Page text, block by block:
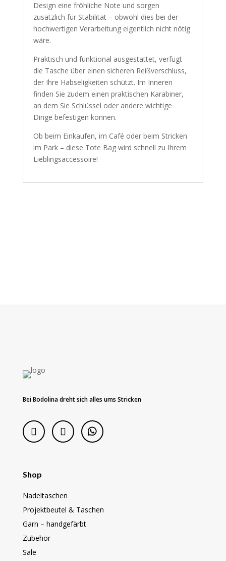
Design eine fröhliche Note und sorgen
zusätzlich für Stabilität – obwohl dies bei der
hochwertigen Verarbeitung eigentlich nicht nötig
wäre.
Praktisch und funktional ausgestattet, verfügt
die Tasche über einen sicheren Reißverschluss,
der Ihre Habseligkeiten schützt. Im Inneren
finden Sie zudem einen praktischen Karabiner,
an dem Sie Schlüssel oder andere wichtige
Dinge befestigen können.
Ob beim Einkaufen, im Café oder beim Stricken
im Park – diese Tote Bag wird schnell zu Ihrem
Lieblingsaccessoire!
Bei Bodolina dreht sich alles ums Stricken
Shop
Nadeltaschen
Projektbeutel & Taschen
Garn – handgefärbt
Zubehör
Sale